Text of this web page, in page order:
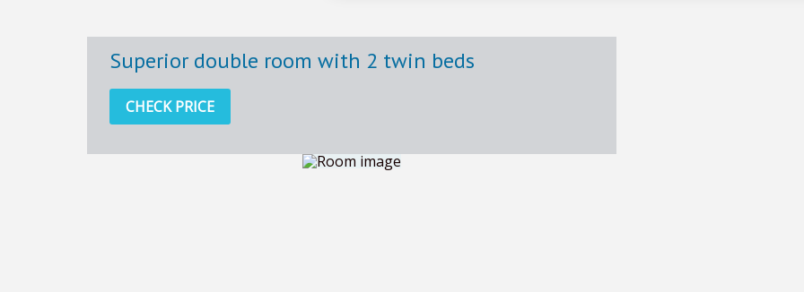
Superior double room with 2 twin beds
CHECK PRICE